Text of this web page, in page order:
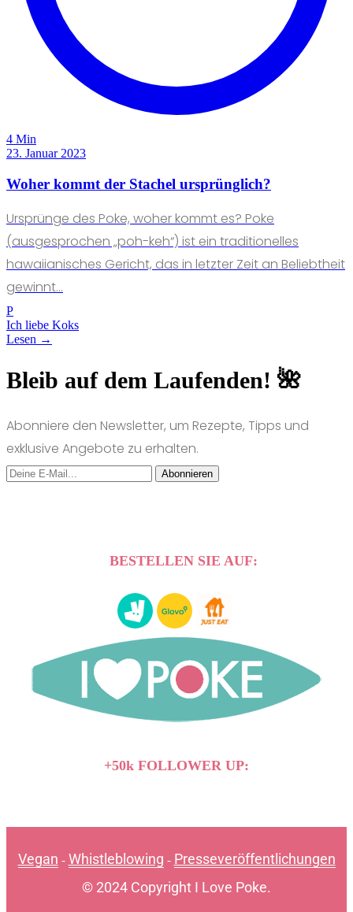
4 Min
23. Januar 2023
Woher kommt der Stachel ursprünglich?
Ursprünge des Poke, woher kommt es? Poke
(ausgesprochen „poh-keh“) ist ein traditionelles
hawaiianisches Gericht, das in letzter Zeit an Beliebtheit
gewinnt...
P
Ich liebe Koks
Lesen →
Bleib auf dem Laufenden! 🌺
Abonniere den Newsletter, um Rezepte, Tipps und
exklusive Angebote zu erhalten.
Abonnieren
BESTELLEN SIE AUF:
+50k FOLLOWER UP:
Vegan - Whistleblowing - Presseveröffentlichungen
© 2024 Copyright I Love Poke.